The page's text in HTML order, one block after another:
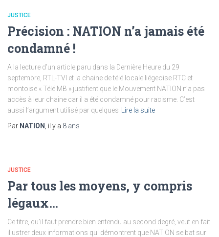
JUSTICE
Précision : NATION n’a jamais été
condamné !
A la lecture d’un article paru dans la Dernière Heure du 29
septembre, RTL-TVI et la chaine de télé locale liégeoise RTC et
montoise « Télé MB » justifient que le Mouvement NATION n’a pas
accès à leur chaine car il a été condamné pour racisme. C’est
aussi l’argument utilisé par quelques
Lire la suite
Par NATION , il y a 8 ans
JUSTICE
Par tous les moyens, y compris
légaux…
Ce titre, qu’il faut prendre bien entendu au second degré, veut en fait
illustrer deux informations qui démontrent que NATION se bat sur